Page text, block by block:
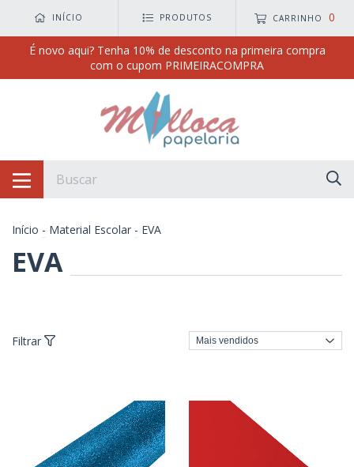
INÍCIO PRODUTOS CARRINHO 0
É novo aqui? Tenha 10% de desconto na primeira compra
com o cupom PRIMEIRACOMPRA
Início - Material Escolar - EVA
EVA
Filtrar